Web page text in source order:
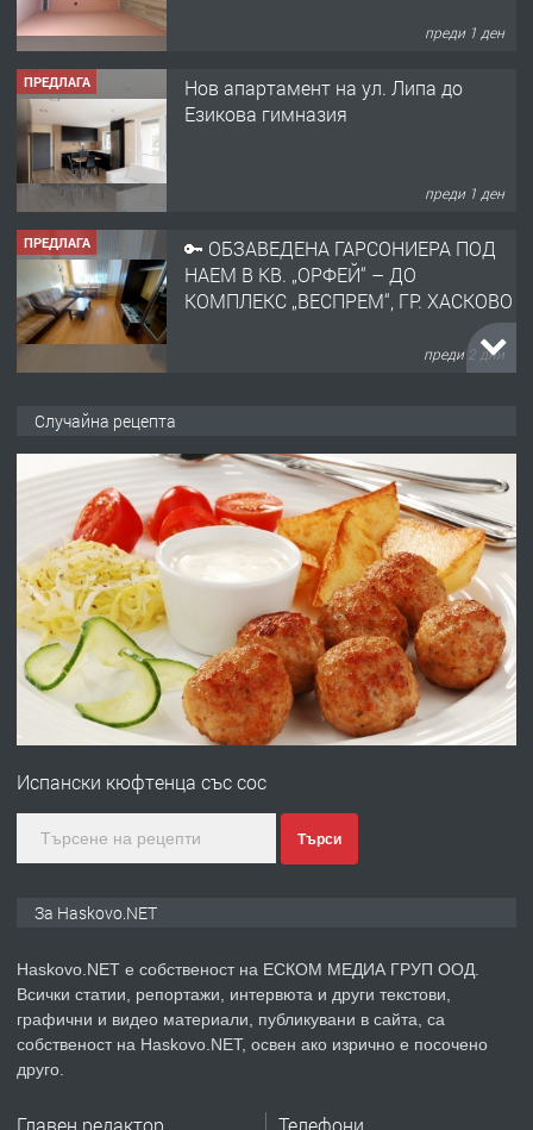
преди 1 ден
ПРЕДЛАГА
🔑 ОБЗАВЕДЕНА ГАРСОНИЕРА ПОД
НАЕМ В КВ. „ОРФЕЙ“ – ДО
преди 2 дни
ПРЕДЛАГА
НАПЪЛНО ОБЗАВЕДЕН И
ОБОРУДВАН ТРИСТАЕН
АПАРТАМЕНТ В ЦЕНТЪРА НА ГР.
преди 3 дни
преди 3 дни
ПРЕДЛАГА
№4120 Магазин/Офис под наем в кв.
Любен Каравелов, Хасково-близо до
градската градина!
преди 3 дни
ПРОСТОРЕН ТРИСТАЕН
КУБА
преди 4 дни
ПРЕДЛАГА СГЛОБЯВАНЕ НА МЕБЕЛИ.
Случайна рецепта
Испански кюфтенца със сос
Търси
За Haskovo.NET
Haskovo.NET е собственост на ЕСКОМ МЕДИА ГРУП ООД.
Всички статии, репортажи, интервюта и други текстови,
графични и видео материали, публикувани в сайта, са
собственост на Haskovo.NET, освен ако изрично е посочено
друго.
Главен редактор Телефони